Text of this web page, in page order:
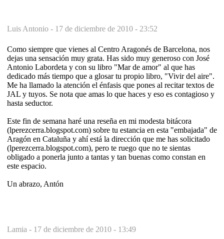
Luis Antonio - 17 de diciembre de 2010 - 23:52
Como siempre que vienes al Centro Aragonés de Barcelona, nos
dejas una sensación muy grata. Has sido muy generoso con José
Antonio Labordeta y con su libro "Mar de amor" al que has
dedicado más tiempo que a glosar tu propio libro, "Vivir del aire".
Me ha llamado la atención el énfasis que pones al recitar textos de
JAL y tuyos. Se nota que amas lo que haces y eso es contagioso y
hasta seductor.
Este fin de semana haré una reseña en mi modesta bitácora
(lperezcerra.blogspot.com) sobre tu estancia en esta "embajada" de
Aragón en Cataluña y ahí está la dirección que me has solicitado
(lperezcerra.blogspot.com), pero te ruego que no te sientas
obligado a ponerla junto a tantas y tan buenas como constan en
este espacio.
Un abrazo, Antón
Lamia - 17 de diciembre de 2010 - 13:49